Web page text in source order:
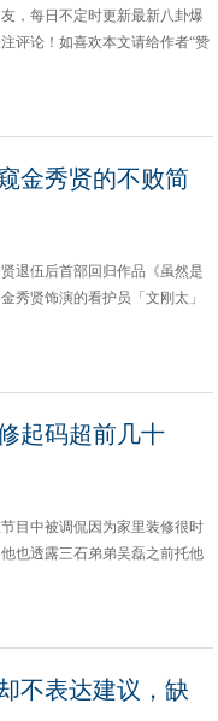
，每日不定时更新最新八卦爆
评论！如喜欢本文请给作者“赞
金秀贤的不败简
退伍后首部回归作品《虽然是
秀贤饰演的看护员「文刚太」
起码超前几十
目中被调侃因为家里装修很时
也透露三石弟弟吴磊之前托他
不表达建议，缺